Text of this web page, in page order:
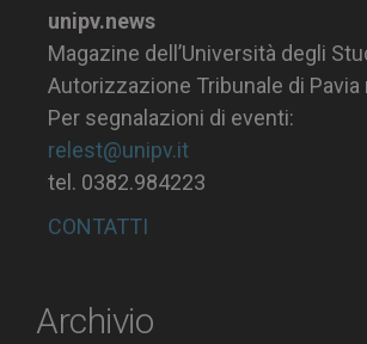
unipv.news
Magazine dell’Università degli
Autorizzazione Tribunale di Pavia
Per segnalazioni di eventi:
relest@unipv.it
tel. 0382.984223
CONTATTI
Archivio